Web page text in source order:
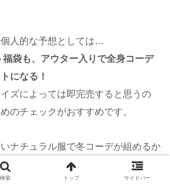
人的な予想としては…
袋も、アウター入りで全身コーデ
になる！
ズによっては即完売すると思うの
のチェックがおすすめです。
いナチュラル服で冬コーデが組めるか
だけでワクワクしちゃいますね。
検索 トップ サイドバー